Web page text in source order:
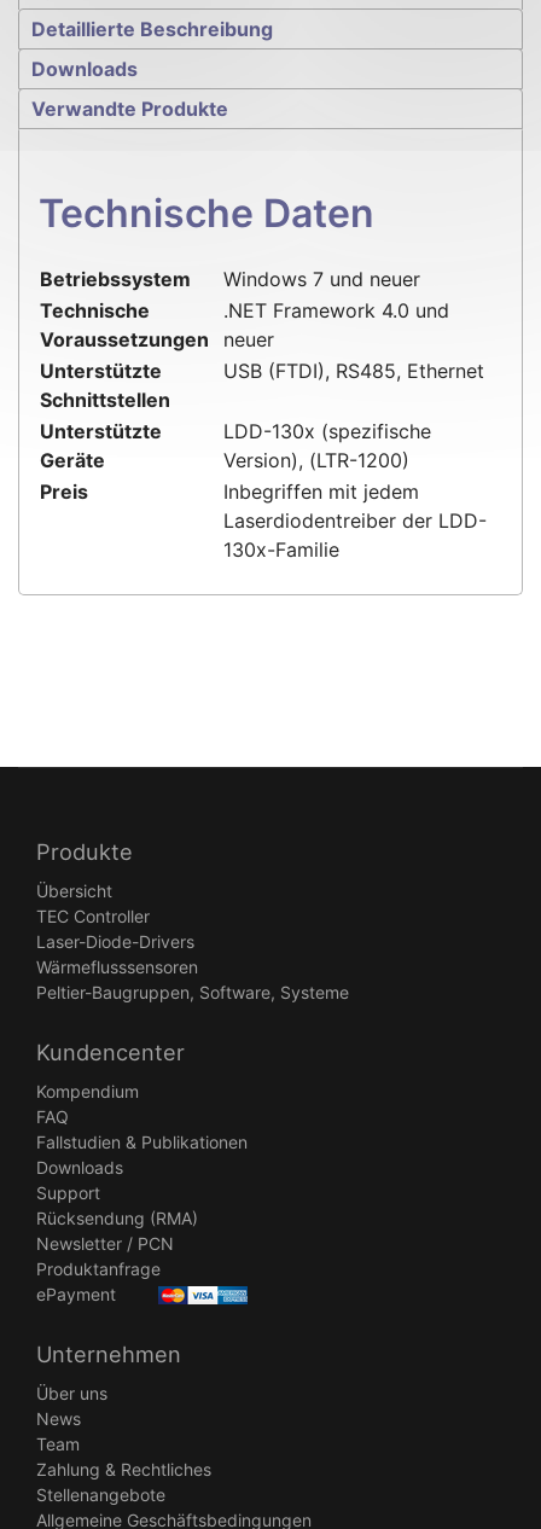
Technische Daten
Detaillierte Beschreibung
Downloads
Verwandte Produkte
Technische Daten
Betriebssystem
Windows 7 und neuer
Technische
Voraussetzungen
.NET Framework 4.0 und
neuer
Unterstützte
Schnittstellen
USB (FTDI), RS485, Ethernet
Unterstützte
Geräte
LDD-130x (spezifische
Version), (LTR-1200)
Preis
Inbegriffen mit jedem
Laserdiodentreiber der LDD-
130x-Familie
Produkte
Übersicht
TEC Controller
Laser-Diode-Drivers
Wärmeflusssensoren
Peltier-Baugruppen, Software, Systeme
Kundencenter
Kompendium
FAQ
Fallstudien & Publikationen
Downloads
Support
Rücksendung (RMA)
Newsletter / PCN
Produktanfrage
ePayment
Unternehmen
Über uns
News
Team
Zahlung & Rechtliches
Stellenangebote
Allgemeine Geschäftsbedingungen